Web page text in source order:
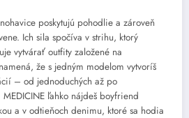
poskytujú pohodlie a zároveň
Ich sila spočíva v strihu, ktorý
vytvárať outfity založené na
že s jedným modelom vytvoríš
– od jednoduchých až po
ľahko nájdeš boyfriend
a v odtieňoch denimu, ktoré sa hodia